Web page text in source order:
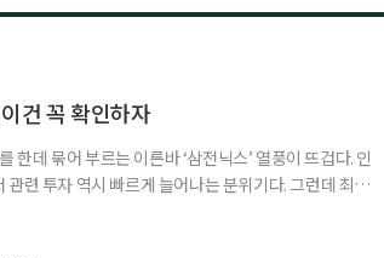
건 꼭 확인하자
데 묶어 부르는 이른바 ‘삼전닉스’ 열풍이 뜨겁다. 인
련 투자 역시 빠르게 늘어나는 분위기다. 그런데 최근